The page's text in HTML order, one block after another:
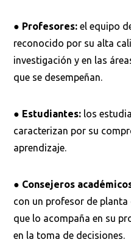
● Profesores: el equipo
reconocido por su alta
investigación y en las
que se desempeñan.
● Estudiantes: los
caracterizan por su
aprendizaje.
● Consejeros
con un profesor de
que lo acompaña en su
en la toma de decisiones.
Busca en la
¿Qué buscas?
Buscar en:
Ordenar por: *